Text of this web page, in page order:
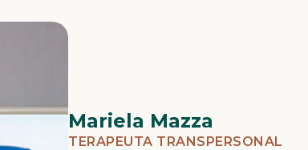
Mariela Mazza
TERAPEUTA TRANSPERSONAL